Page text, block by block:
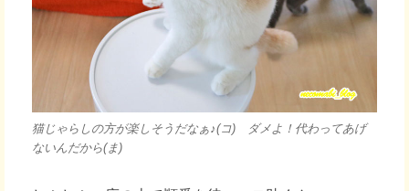
猫じゃらしの方が楽しそうだなぁ♪(コ) ダメよ！代わってあげ
ないんだから(ま)